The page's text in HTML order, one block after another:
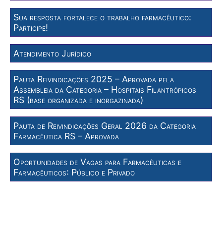
Sua resposta fortalece o trabalho farmacêutico:
Participe!
Atendimento Jurídico
Pauta Reivindicações 2025 – Aprovada pela
Assembleia da Categoria – Hospitais Filantrópicos
RS (base organizada e inorgazinada)
Pauta de Reivindicações Geral 2026 da Categoria
Farmacêutica RS – Aprovada
Oportunidades de Vagas para Farmacêuticas e
Farmacêuticos: Público e Privado